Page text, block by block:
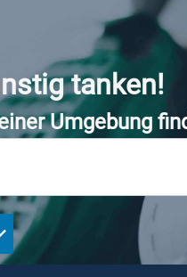
tanken!
Umgebung